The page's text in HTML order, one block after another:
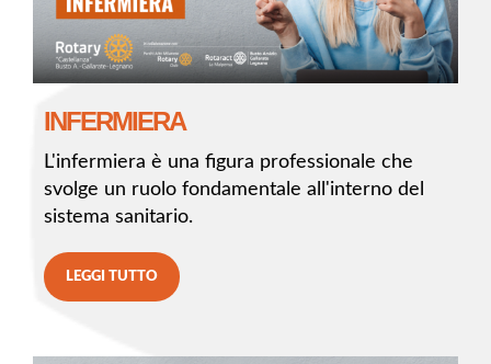
INFERMIERA
L'infermiera è una figura professionale che
svolge un ruolo fondamentale all'interno del
sistema sanitario.
LEGGI TUTTO